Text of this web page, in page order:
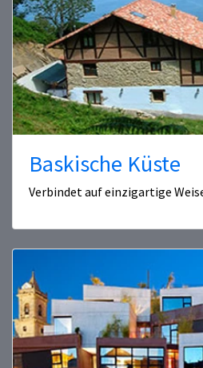
Baskische Küste
Verbindet auf einzigartige